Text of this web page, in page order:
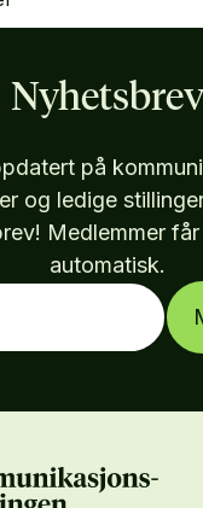
Nyhetsbrev
på
og ledige
Medlemmer
automatisk.